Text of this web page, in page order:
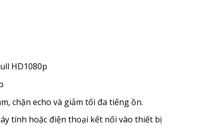
HD1080p
chặn echo và giảm tối đa tiếng ồn.
tính hoặc điện thoại kết nối vào thiết bị